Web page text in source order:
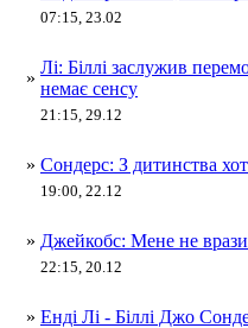
07:15, 23.02
»
Лі: Біллі заслужив
немає сенсу
21:15, 29.12
» Сондерс: З дитинства
19:00, 22.12
» Джейкобс: Мене не
22:15, 20.12
» Енді Лі - Біллі Джо